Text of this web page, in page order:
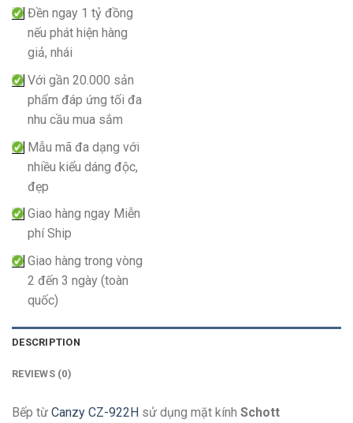
Đền ngay 1 tỷ đồng
nếu phát hiện hàng
giả, nhái
Với gần 20.000 sản
phẩm đáp ứng tối đa
nhu cầu mua sắm
Mẫu mã đa dạng với
nhiều kiểu dáng độc,
đẹp
Giao hàng ngay Miễn
phí Ship
Giao hàng trong vòng
2 đến 3 ngày (toàn
quốc)
DESCRIPTION
REVIEWS (0)
Bếp từ Canzy CZ-922H sử dụng mặt kính Schott